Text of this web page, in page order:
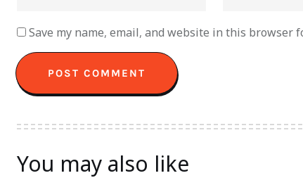
Save my name, email, and website in this browser
You may also like